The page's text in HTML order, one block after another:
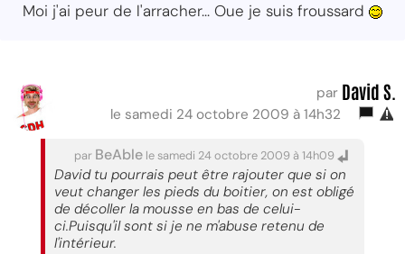
Moi j'ai peur de l'arracher... Oue je suis froussard
par David S.
le samedi 24 octobre 2009 à 14h32
par BeAble le samedi 24 octobre 2009 à 14h09
David tu pourrais peut être rajouter que si on
veut changer les pieds du boitier, on est obligé
de décoller la mousse en bas de celui-
ci.Puisqu'il sont si je ne m'abuse retenu de
l'intérieur.